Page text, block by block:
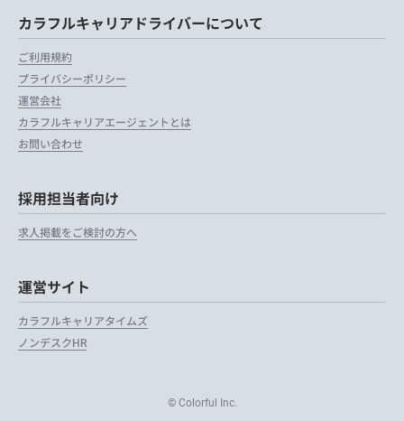
カラフルキャリアドライバーについて
ご利用規約
プライバシーポリシー
運営会社
カラフルキャリアエージェントとは
お問い合わせ
採用担当者向け
求人掲載をご検討の方へ
運営サイト
カラフルキャリアタイムズ
ノンデスクHR
© Colorful Inc.